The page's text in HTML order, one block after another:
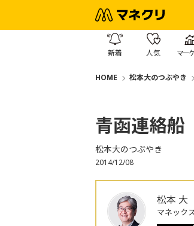
新着 人気 マー
HOME 松本大のつぶやき
青函連絡船
松本大のつぶやき
2014/12/08
松本 大
マネック